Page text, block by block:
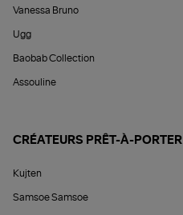
Vanessa Bruno
Ugg
Baobab Collection
Assouline
CRÉATEURS PRÊT-À-PORTER
Kujten
Samsoe Samsoe